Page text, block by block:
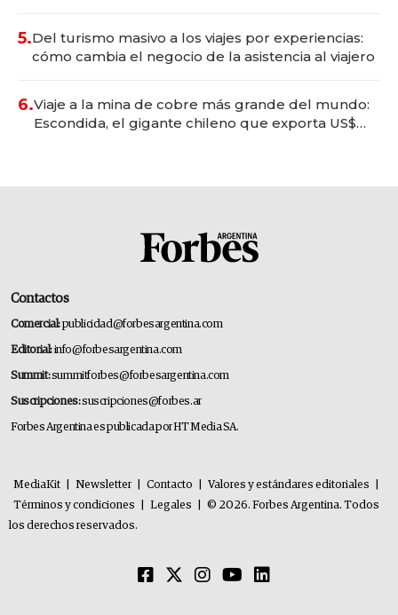
5.Del turismo masivo a los viajes por experiencias:
cómo cambia el negocio de la asistencia al viajero
6.Viaje a la mina de cobre más grande del mundo:
Escondida, el gigante chileno que exporta US$
Contactos
Comercial:publicidad@forbesargentina.com
Editorial:info@forbesargentina.com
Summit:summitforbes@forbesargentina.com
Suscripciones:suscripciones@forbes.ar
Forbes Argentina es publicada por HT Media SA.
MediaKit Newsletter Contacto Valores y estándares editoriales
Términos y condiciones
Legales
© 2026. Forbes Argentina. Todos
los derechos reservados.